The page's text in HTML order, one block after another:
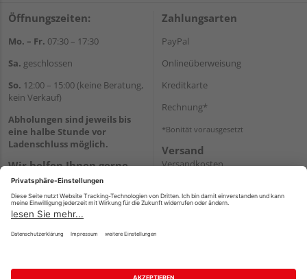
Öffnungszeiten:
Mo. – Fr. 07:30 – 17:30
Sa. geschlossen
So. 12:00 – 15:00 (keine Beratung,
kein Verkauf)
Abholungen sind jeweils bis
eine halbe Stunde vor
Ladenschluss möglich.
Wir helfen Ihnen gerne
weiter
Tel.:+49 2151 8787-70
E-Mail:onlineshop@holz-
roeren.de
Zahlungsarten
PayPal
Onlineüberweisung
Kreditkarte
Rechnung*
*Bonität vorausgesetzt
Versand
Versandkosten
Impressum AGB Widerruf Datenschutz